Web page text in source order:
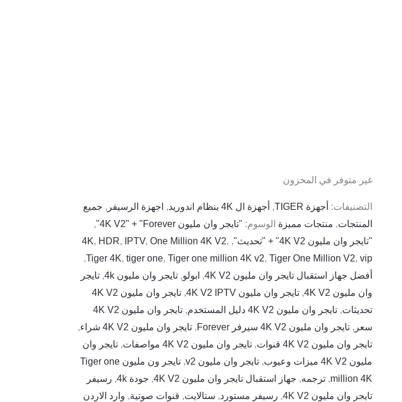
غير متوفر في المخزون
التصنيفات: أجهزة TIGER , أجهزة ال 4K بنظام اندوريد , اجهزة الرسيفر , جميع
المنتجات, منتجات مميزة الوسوم: "تايجر وان مليون 4K V2" + "Forever"
,
"تايجر وان مليون 4K V2" + "تحديث"
,
4K, HDR, IPTV,One Million 4K V2,
Tiger 4K,tiger one,Tiger one million 4K v2,Tiger One Million V2,vip
,
أفضل جهاز استقبال تايجر وان مليون 4K V2
, ابولو, تايجر وان مليون 4k , تايجر
وان مليون 4K V2
, تايجر وان مليون 4K V2 IPTV ,
تايجر وان مليون 4K V2
تحديثات, تايجر وان مليون 4K V2 دليل المستخدم ,
تايجر وان مليون 4K V2
سعر , تايجر وان مليون 4K V2 سيرفر Forever , تايجر وان مليون 4K V2 شراء
,
تايجر وان مليون 4K V2 قنوات
, تايجر وان مليون 4K V2 مواصفات , تايجر وان
مليون 4K V2 ميزات وعيوب
, تايجر وان مليون v2 ,
تايجر ون مليون Tiger one
million 4K
, ترجمه, جهاز استقبال تايجر وان مليون 4K V2 , جودة 4k , رسيفر
تايجر وان مليون 4K V2
, رسيفر مستورد, ستالايت, قنوات صوتية, وارد الاردن